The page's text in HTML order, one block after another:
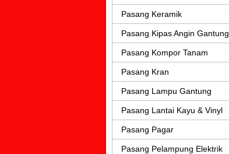
Pasang Keramik
Pasang Kipas Angin Gantung
Pasang Kompor Tanam
Pasang Kran
Pasang Lampu Gantung
Pasang Lantai Kayu & Vinyl
Pasang Pagar
Pasang Pelampung Elektrik